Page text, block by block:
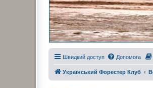
Швидкий доступ Допомога
Український Форестер Клуб